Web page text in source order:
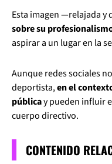
Esta imagen —relajada
sobre su
aspirar a un lugar en la
Aunque redes sociales
deportista,en el
públicay pueden influir
cuerpo directivo.
CONTENIDO